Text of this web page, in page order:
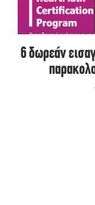
6 δωρεάν